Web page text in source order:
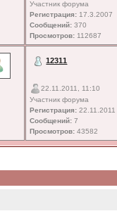
Участник форума
Регистрация: 17.3.2007
Сообщений: 370
Просмотров: 112687
12311
22.11.2011, 11:10
Участник форума
Регистрация: 22.11.2011
Сообщений: 7
Просмотров: 43582